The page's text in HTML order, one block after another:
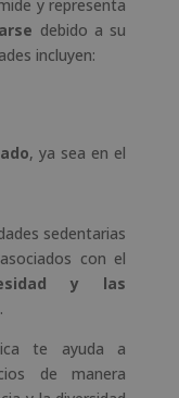
y representa
debido a su
incluyen:
, ya sea en el
sedentarias
con el
y las
.
te ayuda a
de manera